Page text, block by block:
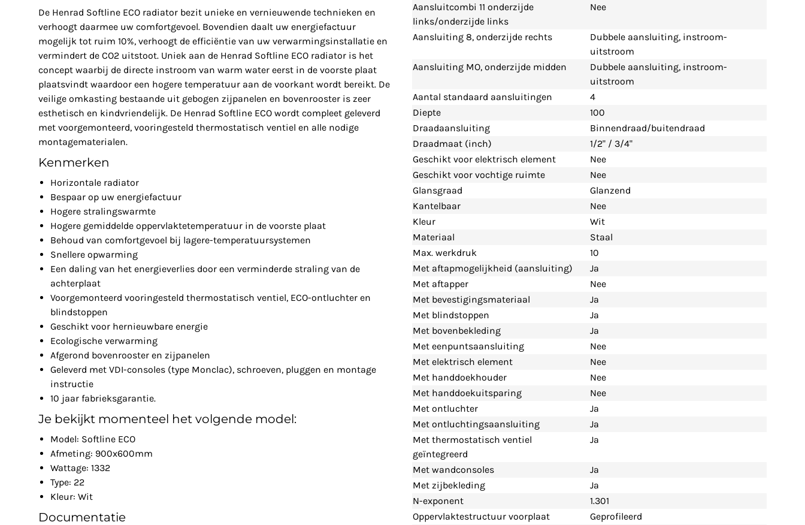
De Henrad Softline ECO radiator bezit unieke en vernieuwende technieken en
verhoogt daarmee uw comfortgevoel. Bovendien daalt uw energiefactuur
mogelijk tot ruim 10%, verhoogt de efficiëntie van uw verwarmingsinstallatie en
vermindert de CO2 uitstoot. Uniek aan de Henrad Softline ECO radiator is het
concept waarbij de directe instroom van warm water eerst in de voorste plaat
plaatsvindt waardoor een hogere temperatuur aan de voorkant wordt bereikt. De
veilige omkasting bestaande uit gebogen zijpanelen en bovenrooster is zeer
esthetisch en kindvriendelijk. De Henrad Softline ECO wordt compleet geleverd
met voorgemonteerd, vooringesteld thermostatisch ventiel en alle nodige
montagematerialen.
Kenmerken
Horizontale radiator
Bespaar op uw energiefactuur
Hogere stralingswarmte
Hogere gemiddelde oppervlaktetemperatuur in de voorste plaat
Behoud van comfortgevoel bij lagere-temperatuursystemen
Snellere opwarming
Een daling van het energieverlies door een verminderde straling van de
achterplaat
Voorgemonteerd vooringesteld thermostatisch ventiel, ECO-ontluchter en
blindstoppen
Geschikt voor hernieuwbare energie
Ecologische verwarming
Afgerond bovenrooster en zijpanelen
Geleverd met VDI-consoles (type Monclac), schroeven, pluggen en montage
instructie
10 jaar fabrieksgarantie.
Je bekijkt momenteel het volgende model:
Model: Softline ECO
Afmeting: 900x600mm
Wattage: 1332
Type: 22
Kleur: Wit
Documentatie
Aansluitcombi 11 onderzijde
links/onderzijde links
Nee
Aansluiting 8, onderzijde rechts
Dubbele aansluiting, instroom-
uitstroom
Aansluiting MO, onderzijde midden
Dubbele aansluiting, instroom-
uitstroom
Aantal standaard aansluitingen
4
Diepte
100
Draadaansluiting
Binnendraad/buitendraad
Draadmaat (inch)
1/2" / 3/4"
Geschikt voor elektrisch element
Nee
Geschikt voor vochtige ruimte
Nee
Glansgraad
Glanzend
Kantelbaar
Nee
Kleur
Wit
Materiaal
Staal
Max. werkdruk
10
Met aftapmogelijkheid (aansluiting)
Ja
Met aftapper
Nee
Met bevestigingsmateriaal
Ja
Met blindstoppen
Ja
Met bovenbekleding
Ja
Met eenpuntsaansluiting
Nee
Met elektrisch element
Nee
Met handdoekhouder
Nee
Met handdoekuitsparing
Nee
Met ontluchter
Ja
Met ontluchtingsaansluiting
Ja
Met thermostatisch ventiel
geïntegreerd
Ja
Met wandconsoles
Ja
Met zijbekleding
Ja
N-exponent
1.301
Oppervlaktestructuur voorplaat
Geprofileerd